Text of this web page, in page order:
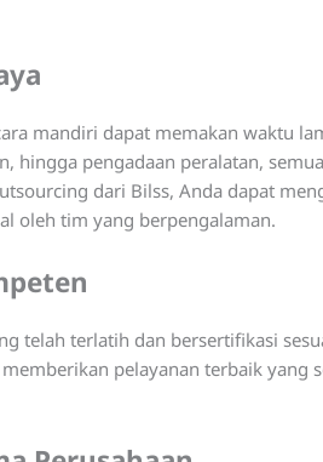
mandiri dapat memakan waktu
hingga pengadaan peralatan,
dari Bilss, Anda dapat
oleh tim yang berpengalaman.
telah terlatih dan bersertifikasi
pelayanan terbaik yang